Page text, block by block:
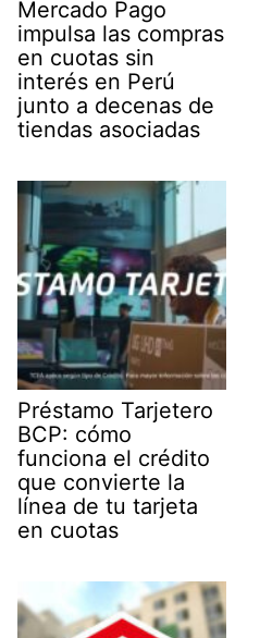
Mercado Pago
impulsa las compras
en cuotas sin
interés en Perú
junto a decenas de
tiendas asociadas
Préstamo Tarjetero
BCP: cómo
funciona el crédito
que convierte la
línea de tu tarjeta
en cuotas